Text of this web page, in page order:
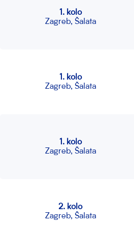
1. kolo
Zagreb, Šalata
1. kolo
Zagreb, Šalata
1. kolo
Zagreb, Šalata
2. kolo
Zagreb, Šalata